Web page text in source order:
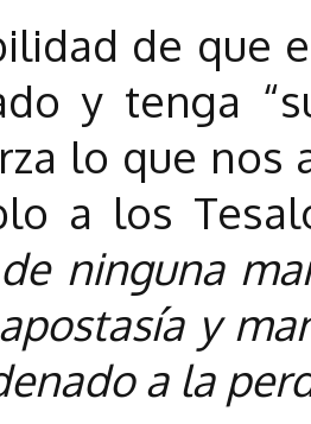
de que
y tenga
lo que nos
a los
ninguna
y
a la